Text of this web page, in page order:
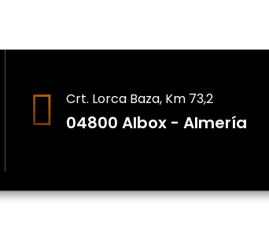
Crt. Lorca Baza, Km 73,2
04800 Albox - Almería